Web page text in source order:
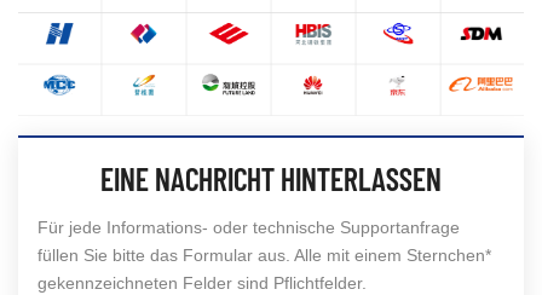
EINE NACHRICHT HINTERLASSEN
Für jede Informations- oder technische Supportanfrage
füllen Sie bitte das Formular aus. Alle mit einem Sternchen*
gekennzeichneten Felder sind Pflichtfelder.